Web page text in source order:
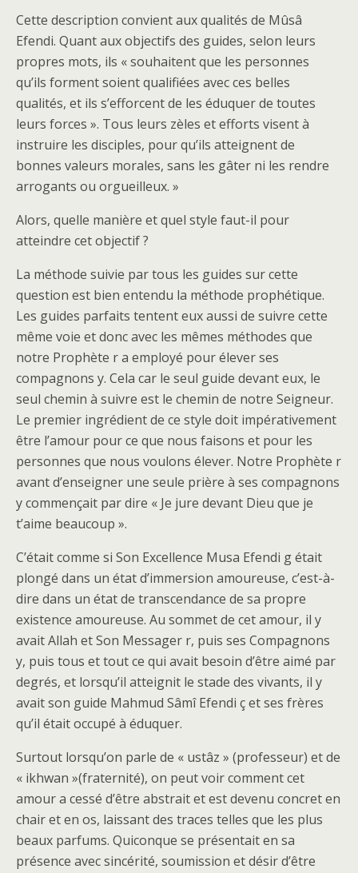
Cette description convient aux qualités de Mûsâ
Efendi. Quant aux objectifs des guides, selon leurs
propres mots, ils « souhaitent que les personnes
qu’ils forment soient qualifiées avec ces belles
qualités, et ils s’efforcent de les éduquer de toutes
leurs forces ». Tous leurs zèles et efforts visent à
instruire les disciples, pour qu’ils atteignent de
bonnes valeurs morales, sans les gâter ni les rendre
arrogants ou orgueilleux. »
Alors, quelle manière et quel style faut-il pour
atteindre cet objectif ?
La méthode suivie par tous les guides sur cette
question est bien entendu la méthode prophétique.
Les guides parfaits tentent eux aussi de suivre cette
même voie et donc avec les mêmes méthodes que
notre Prophète r a employé pour élever ses
compagnons y. Cela car le seul guide devant eux, le
seul chemin à suivre est le chemin de notre Seigneur.
Le premier ingrédient de ce style doit impérativement
être l’amour pour ce que nous faisons et pour les
personnes que nous voulons élever. Notre Prophète r
avant d’enseigner une seule prière à ses compagnons
y commençait par dire « Je jure devant Dieu que je
t’aime beaucoup ».
C’était comme si Son Excellence Musa Efendi g était
plongé dans un état d’immersion amoureuse, c’est-à-
dire dans un état de transcendance de sa propre
existence amoureuse. Au sommet de cet amour, il y
avait Allah et Son Messager r, puis ses Compagnons
y, puis tous et tout ce qui avait besoin d’être aimé par
degrés, et lorsqu’il atteignit le stade des vivants, il y
avait son guide Mahmud Sâmî Efendi ç et ses frères
qu’il était occupé à éduquer.
Surtout lorsqu’on parle de « ustâz » (professeur) et de
« ikhwan »(fraternité), on peut voir comment cet
amour a cessé d’être abstrait et est devenu concret en
chair et en os, laissant des traces telles que les plus
beaux parfums. Quiconque se présentait en sa
présence avec sincérité, soumission et désir d’être